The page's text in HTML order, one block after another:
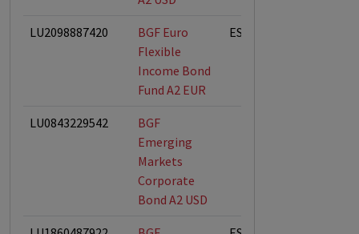
LU2098887420
BGF Euro
Flexible
Income Bond
Fund A2 EUR
ESG-Fonds
LU0843229542
BGF
Emerging
Markets
Corporate
Bond A2 USD